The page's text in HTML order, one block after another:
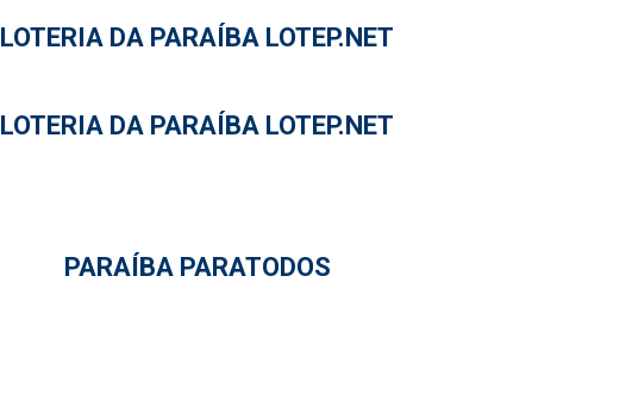
LOTERIA DA PARAÍBA LOTEP.NET
LOTERIA DA PARAÍBA LOTEP.NET
PARAÍBA PARATODOS